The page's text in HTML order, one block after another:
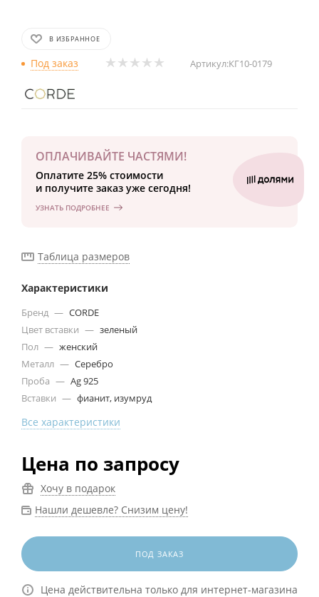
В ИЗБРАННОЕ
Под заказ Артикул:КГ10-0179
ОПЛАЧИВАЙТЕ ЧАСТЯМИ!
Оплатите 25% стоимости
и получите заказ уже сегодня!
УЗНАТЬ ПОДРОБНЕЕ
Таблица размеров
Характеристики
Бренд — CORDE
Цвет вставки — зеленый
Пол — женский
Металл — Серебро
Проба — Ag 925
Вставки — фианит, изумруд
Все характеристики
Цена по запросу
Хочу в подарок
Нашли дешевле? Снизим цену!
ПОД ЗАКАЗ
Цена действительна только для интернет-магазина